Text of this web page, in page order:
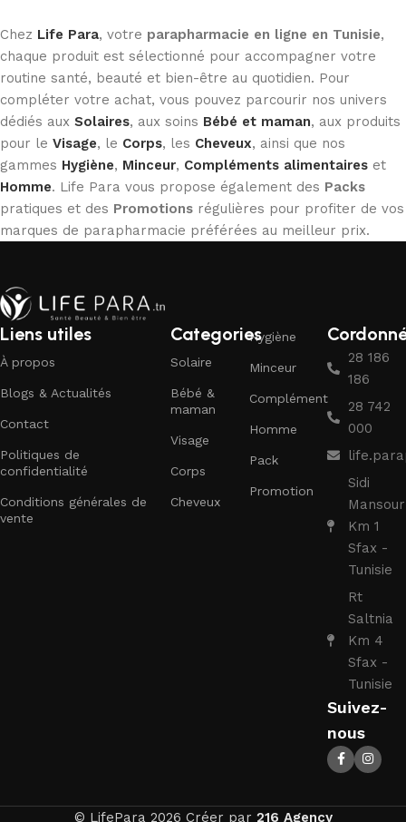
Chez Life Para, votre parapharmacie en ligne en Tunisie,
chaque produit est sélectionné pour accompagner votre
routine santé, beauté et bien-être au quotidien. Pour
compléter votre achat, vous pouvez parcourir nos univers
dédiés aux Solaires, aux soins Bébé et maman, aux produits
pour le Visage, le Corps, les Cheveux, ainsi que nos
gammes Hygiène, Minceur, Compléments alimentaires et
Homme. Life Para vous propose également des Packs
pratiques et des Promotions régulières pour profiter de vos
marques de parapharmacie préférées au meilleur prix.
Liens utiles
À propos
Blogs & Actualités
Contact
Politiques de
confidentialité
Conditions générales de
vente
Categories
Solaire
Bébé &
maman
Visage
Corps
Cheveux
Hygiène
Minceur
Complément
Homme
Pack
Promotion
28 186
186
28 742
000
Sidi
Mansour
Km 1
Sfax -
Tunisie
Rt
Saltnia
Km 4
Sfax -
Tunisie
Suivez-
nous
© LifePara 2026 Créer par 216 Agency